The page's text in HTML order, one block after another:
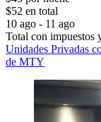
$52 en total
10 ago - 11 ago
Total con impuestos
Unidades Privadas
de MTY